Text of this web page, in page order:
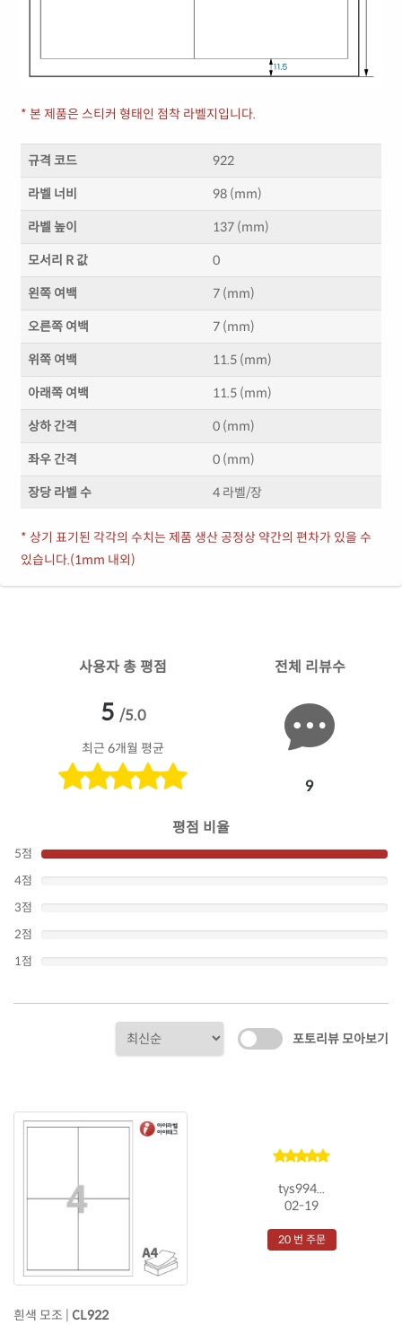
* 본 제품은 스티커 형태인 점착 라벨지입니다.
규격 코드 922
라벨 너비 98 (mm)
라벨 높이 137 (mm)
모서리 R 값 0
왼쪽 여백 7 (mm)
오른쪽 여백 7 (mm)
위쪽 여백 11.5 (mm)
아래쪽 여백 11.5 (mm)
상하 간격 0 (mm)
좌우 간격 0 (mm)
장당 라벨 수 4 라벨/장
* 상기 표기된 각각의 수치는 제품 생산 공정상 약간의 편차가 있을 수
있습니다.(1mm 내외)
사용자 총 평점
5 /5.0
최근 6개월 평균
전체 리뷰수
9
평점 비율
5점
4점
3점
2점
1점
포토리뷰 모아보기
tys994...
02-19
20 번 주문
흰색 모조 | CL922